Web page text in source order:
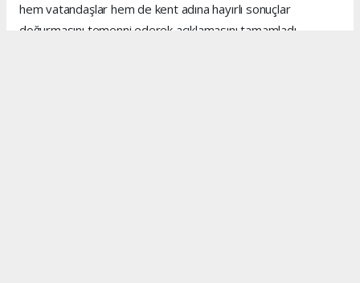
hem vatandaşlar hem de kent adına hayırlı sonuçlar
doğurmasını temenni ederek açıklamasını tamamladı.